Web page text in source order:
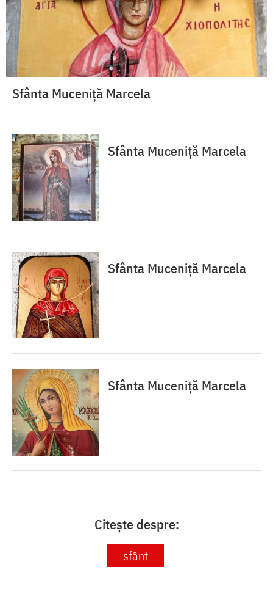
Sfânta Muceniță Marcela
Sfânta Muceniță Marcela
Sfânta Muceniță Marcela
Sfânta Muceniță Marcela
Citește despre:
sfânt